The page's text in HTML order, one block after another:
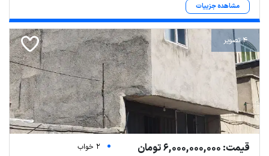
مشاهده جزییات
4 تصویر
قیمت: 6,000,000,000 تومان
2 خواب